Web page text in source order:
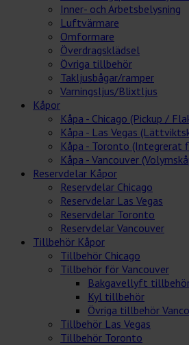
Inner- och Arbetsbelysning
Luftvärmare
Omformare
Överdragsklädsel
Övriga tillbehör
Takljusbågar/ramper
Varningsljus/Blixtljus
Kåpor
Kåpa - Chicago (Pickup /
Kåpa - Las Vegas
Kåpa - Toronto (Integrerat
Kåpa - Vancouver
Reservdelar Kåpor
Reservdelar Chicago
Reservdelar Las Vegas
Reservdelar Toronto
Reservdelar Vancouver
Tillbehör Kåpor
Tillbehör Chicago
Tillbehör för Vancouver
Bakgavellyft
Kyl tillbehör
Övriga tillbehör
Tillbehör Las Vegas
Tillbehör Toronto